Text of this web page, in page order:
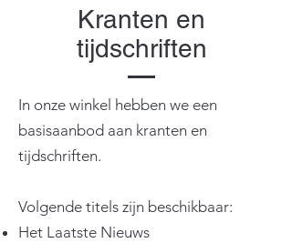
Kranten en
tijdschriften
In onze winkel hebben we een
basisaanbod aan kranten en
tijdschriften.
Volgende titels zijn beschikbaar:
Het Laatste Nieuws